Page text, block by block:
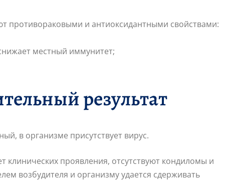
противораковыми и антиоксидантными свойствами:
местный иммунитет;
результат
в организме присутствует вирус.
клинических проявления, отсутствуют кондиломы и
возбудителя и организму удается сдерживать